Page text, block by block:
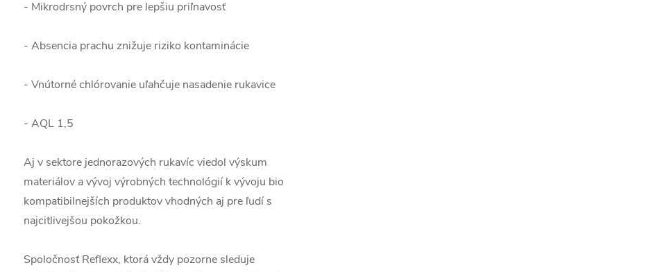
- Mikrodrsný povrch pre lepšiu priľnavosť
- Absencia prachu znižuje riziko kontaminácie
- Vnútorné chlórovanie uľahčuje nasadenie rukavice
- AQL 1,5
Aj v sektore jednorazových rukavíc viedol výskum
materiálov a vývoj výrobných technológií k vývoju bio
kompatibilnejších produktov vhodných aj pre ľudí s
najcitlivejšou pokožkou.
Spoločnosť Reflexx, ktorá vždy pozorne sleduje